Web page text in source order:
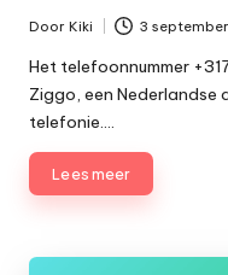
Geplaatst
door
Door Kiki 3
Het telefoonnummer
Ziggo, een Nederlandse
telefonie.…
Lees meer